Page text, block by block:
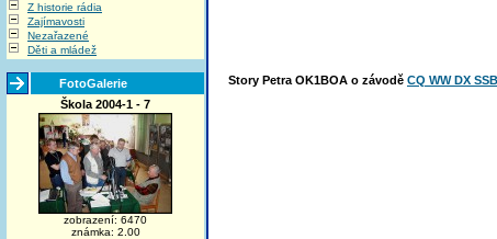
Z historie rádia
Zajímavosti
Nezařazené
Děti a mládež
FotoGalerie
Škola 2004-1 - 7
zobrazení: 6470
známka: 2.00
Story Petra OK1BOA o závodě CQ WW DX